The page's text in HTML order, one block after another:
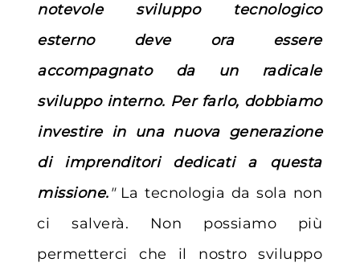
notevole sviluppo tecnologico
esterno deve ora essere
accompagnato da un radicale
sviluppo interno. Per farlo, dobbiamo
investire in una nuova generazione
di imprenditori dedicati a questa
missione." La tecnologia da sola non
ci salverà. Non possiamo più
permetterci che il nostro sviluppo